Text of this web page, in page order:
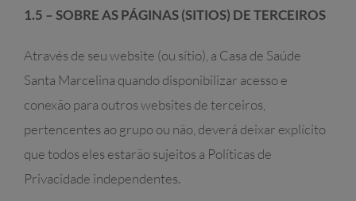
1.5 – SOBRE AS PÁGINAS (SITIOS) DE TERCEIROS
Através de seu website (ou sítio), a Casa de Saúde
Santa Marcelina quando disponibilizar acesso e
conexão para outros websites de terceiros,
pertencentes ao grupo ou não, deverá deixar explícito
que todos eles estarão sujeitos a Políticas de
Privacidade independentes.